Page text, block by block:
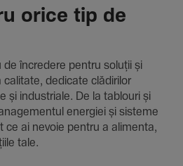
orice tip de
încre­dere pentru soluții și
cali­tate, dedi­cate clădi­rilor
și indus­triale. De la tablouri și
energiei și sisteme
ce ai nevoie pentru a alimenta,
tale.